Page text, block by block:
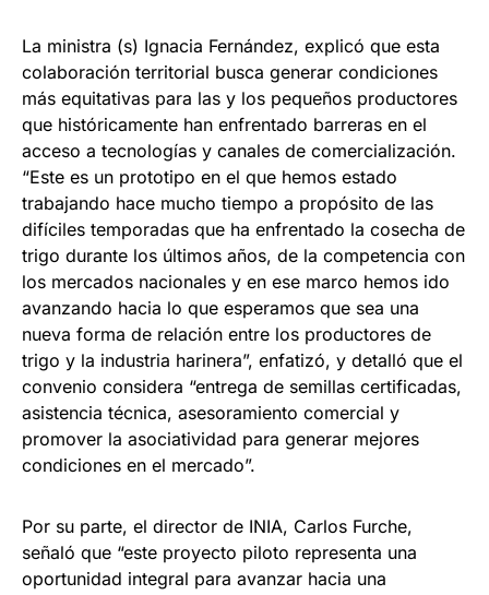
La ministra (s) Ignacia Fernández, explicó que esta
colaboración territorial busca generar condiciones
más equitativas para las y los pequeños productores
que históricamente han enfrentado barreras en el
acceso a tecnologías y canales de comercialización.
“Este es un prototipo en el que hemos estado
trabajando hace mucho tiempo a propósito de las
difíciles temporadas que ha enfrentado la cosecha de
trigo durante los últimos años, de la competencia con
los mercados nacionales y en ese marco hemos ido
avanzando hacia lo que esperamos que sea una
nueva forma de relación entre los productores de
trigo y la industria harinera”, enfatizó, y detalló que el
convenio considera “entrega de semillas certificadas,
asistencia técnica, asesoramiento comercial y
promover la asociatividad para generar mejores
condiciones en el mercado”.
Por su parte, el director de INIA, Carlos Furche,
señaló que “este proyecto piloto representa una
oportunidad integral para avanzar hacia una